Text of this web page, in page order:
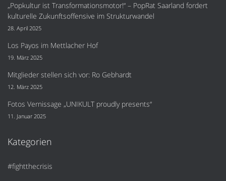
„Popkultur ist Transformationsmotor!“ – PopRat Saarland fordert
kulturelle Zukunftsoffensive im Strukturwandel
28. April 2025
Los Payos im Mettlacher Hof
19. März 2025
Mitglieder stellen sich vor: Ro Gebhardt
12. März 2025
Fotos Vernissage „UNIKULT proudly presents“
11. Januar 2025
Kategorien
#fightthecrisis